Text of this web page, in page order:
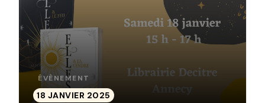
ÉVÈNEMENT
18 JANVIER 2025